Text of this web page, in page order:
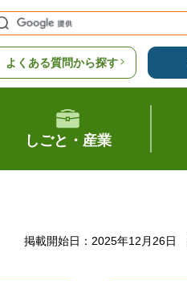
よくある質問から探す
しごと・産業
掲載開始日：2025年12月26日